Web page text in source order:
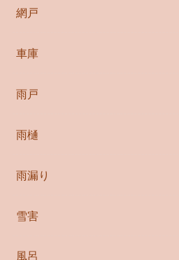
網戸
車庫
雨戸
雨樋
雨漏り
雪害
風呂